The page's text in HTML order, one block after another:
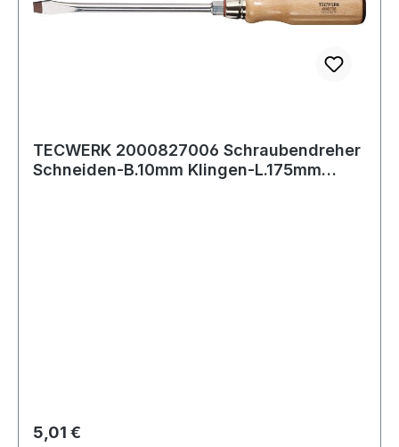
TECWERK 2000827006 Schraubendreher
Schneiden-B.10mm Klingen-L.175mm
Regulärer Preis:
5,01 €